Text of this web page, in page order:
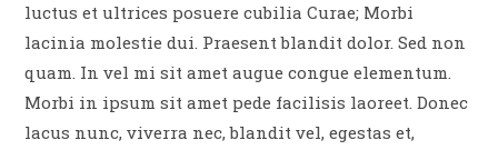
luctus et ultrices posuere cubilia Curae; Morbi
lacinia molestie dui. Praesent blandit dolor. Sed non
quam. In vel mi sit amet augue congue elementum.
Morbi in ipsum sit amet pede facilisis laoreet. Donec
lacus nunc, viverra nec, blandit vel, egestas et,